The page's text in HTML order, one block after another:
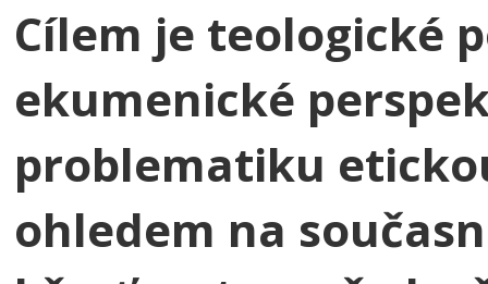
Cílem je teologické
ekumenické
problematiku
ohledem na